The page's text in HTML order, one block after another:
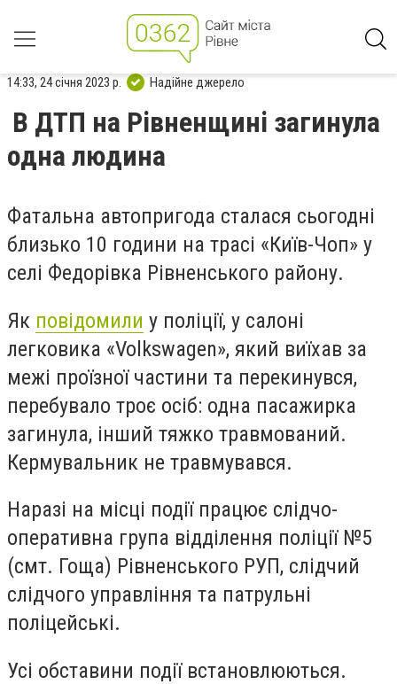
14:33, 24 січня 2023 р. Надійне джерело
В ДТП на Рівненщині загинула
одна людина
Фатальна автопригода сталася сьогодні
близько 10 години на трасі «Київ-Чоп» у
селі Федорівка Рівненського району.
Як повідомили у поліції, у салоні
легковика «Volkswagen», який виїхав за
межі проїзної частини та перекинувся,
перебувало троє осіб: одна пасажирка
загинула, інший тяжко травмований.
Кермувальник не травмувався.
Наразі на місці події працює слідчо-
оперативна група відділення поліції №5
(смт. Гоща) Рівненського РУП, слідчий
слідчого управління та патрульні
поліцейські.
Усі обставини події встановлюються.